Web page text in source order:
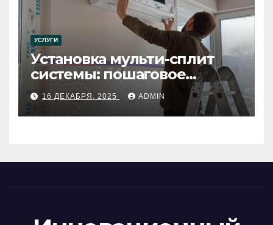
УСЛУГИ
Установка мульти-сплит
системы: пошаговое
руководство
16 ДЕКАБРЯ, 2025 ADMIN